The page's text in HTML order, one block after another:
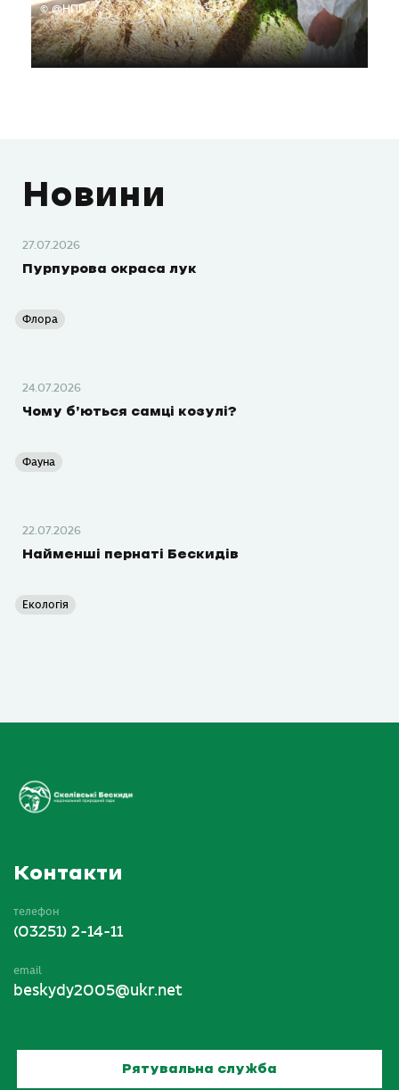
© @НПП
Новини
27.07.2026
Пурпурова окраса лук
Флора
24.07.2026
Чому б’ються самці козулі?
Фауна
22.07.2026
Найменші пернаті Бескидів
Екологія
Контакти
телефон
(03251) 2-14-11
email
beskydy2005@ukr.net
Рятувальна служба